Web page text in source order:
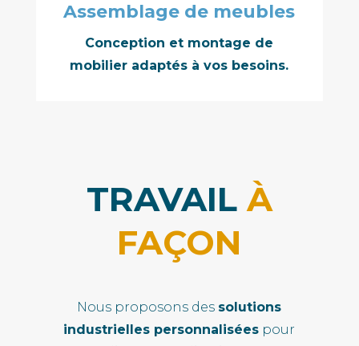
Assemblage de meubles
Conception et montage de
mobilier adaptés à vos besoins.
TRAVAILÀ
FAÇON
Nous proposons des solutions
industrielles personnalisées pour